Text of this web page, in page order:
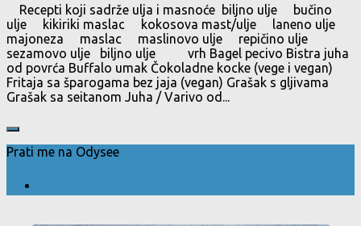
Recepti koji sadrže ulja i masnoće biljno ulje bučino
ulje kikiriki maslac kokosova mast/ulje laneno ulje
majoneza maslac maslinovo ulje repičino ulje
sezamovo ulje biljno ulje vrh Bagel pecivo Bistra juha
od povrća Buffalo umak Čokoladne kocke (vege i vegan)
Fritaja sa šparogama bez jaja (vegan) Grašak s gljivama
Grašak sa seitanom Juha / Varivo od...
Prati me na Odysee